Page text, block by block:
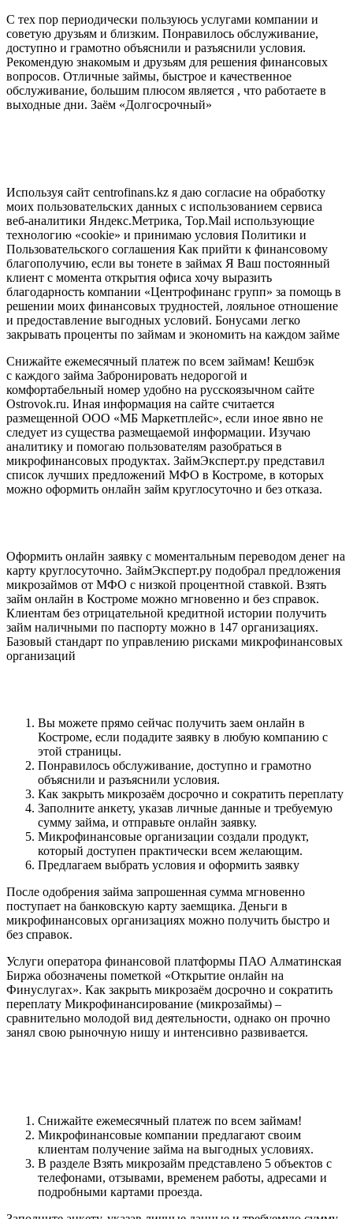
С тех пор периодически пользуюсь услугами компании и
советую друзьям и близким. Понравилось обслуживание,
доступно и грамотно объяснили и разъяснили условия.
Рекомендую знакомым и друзьям для решения финансовых
вопросов. Отличные займы, быстрое и качественное
обслуживание, большим плюсом является , что работаете в
выходные дни. Заём «Долгосрочный»
Используя сайт centrofinans.kz я даю согласие на обработку
моих пользовательских данных с использованием сервиса
веб-аналитики Яндекс.Метрика, Top.Mail использующие
технологию «cookie» и принимаю условия Политики и
Пользовательского соглашения Как прийти к финансовому
благополучию, если вы тонете в займах Я Ваш постоянный
клиент с момента открытия офиса хочу выразить
благодарность компании «Центрофинанс групп» за помощь в
решении моих финансовых трудностей, лояльное отношение
и предоставление выгодных условий. Бонусами легко
закрывать проценты по займам и экономить на каждом займе
Снижайте ежемесячный платеж по всем займам! Кешбэк
с каждого займа Забронировать недорогой и
комфортабельный номер удобно на русскоязычном сайте
Ostrovok.ru. Иная информация на сайте считается
размещенной ООО «МБ Маркетплейс», если иное явно не
следует из существа размещаемой информации. Изучаю
аналитику и помогаю пользователям разобраться в
микрофинансовых продуктах. ЗаймЭксперт.ру представил
список лучших предложений МФО в Костроме, в которых
можно оформить онлайн займ круглосуточно и без отказа.
Оформить онлайн заявку с моментальным переводом денег на
карту круглосуточно. ЗаймЭксперт.ру подобрал предложения
микрозаймов от МФО с низкой процентной ставкой. Взять
займ онлайн в Костроме можно мгновенно и без справок.
Клиентам без отрицательной кредитной истории получить
займ наличными по паспорту можно в 147 организациях.
Базовый стандарт по управлению рисками микрофинансовых
организаций
Вы можете прямо сейчас получить заем онлайн в
Костроме, если подадите заявку в любую компанию с
этой страницы.
Понравилось обслуживание, доступно и грамотно
объяснили и разъяснили условия.
Как закрыть микрозаём досрочно и сократить переплату
Заполните анкету, указав личные данные и требуемую
сумму займа, и отправьте онлайн заявку.
Микрофинансовые организации создали продукт,
который доступен практически всем желающим.
Предлагаем выбрать условия и оформить заявку
После одобрения займа запрошенная сумма мгновенно
поступает на банковскую карту заемщика. Деньги в
микрофинансовых организациях можно получить быстро и
без справок.
Услуги оператора финансовой платформы ПАО Алматинская
Биржа обозначены пометкой «Открытие онлайн на
Финуслугах». Как закрыть микрозаём досрочно и сократить
переплату Микрофинансирование (микрозаймы) –
сравнительно молодой вид деятельности, однако он прочно
занял свою рыночную нишу и интенсивно развивается.
Снижайте ежемесячный платеж по всем займам!
Микрофинансовые компании предлагают своим
клиентам получение займа на выгодных условиях.
В разделе Взять микрозайм представлено 5 объектов с
телефонами, отзывами, временем работы, адресами и
подробными картами проезда.